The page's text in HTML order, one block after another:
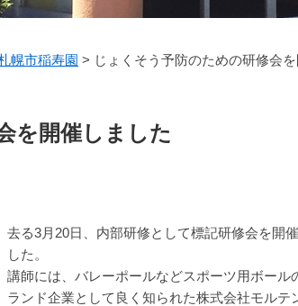
幌市稲寿園 > じょくそう予防のための研修会
を開催しました
去る3月20日、内部研修として標記研修会を開
した。
講師には、バレーポールなどスポーツ用ボール
ランド企業として良く知られた株式会社モルテ